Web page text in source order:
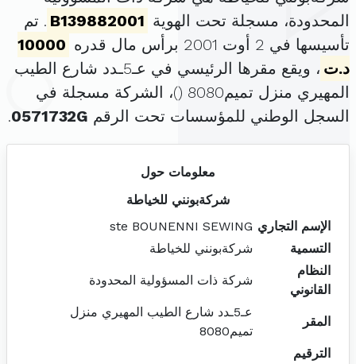
المحدودة، مسجلة تحت الهوية B139882001 . تم
تأسيسها في 2 أوت 2001 برأس مال قدره
10000
د.ت
، ويقع مقرها الرئيسي في عـ5ـدد شارع الطيب
المهيري منزل تميم8080 (
)، الشركة مسجلة في
السجل الوطني للمؤسسات تحت الرقم 0571732G
.
معلومات حول
شركةبونني للخياطة
الإسم التجاري ste BOUNENNI SEWING
التسمية
شركةبونني للخياطة
النظام
القانوني
شركة ذات المسؤولية المحدودة
المقر
عـ5ـدد شارع الطيب المهيري منزل
تميم8080
الترقيم